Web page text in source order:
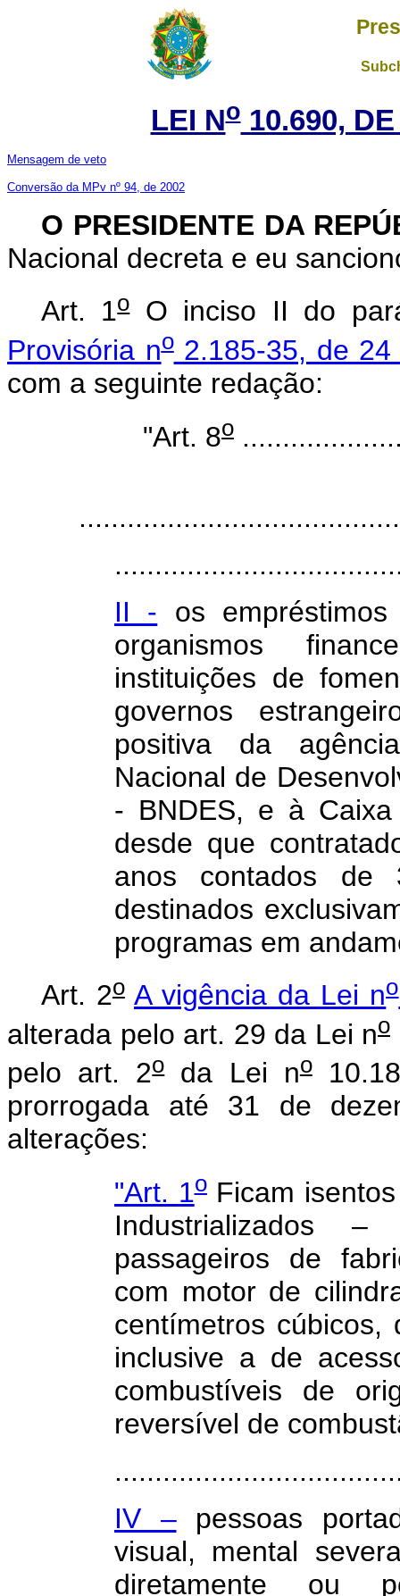
LEI No10.690, DE
Mensagem de veto
Conversão da MPv nº 94, de 2002
O PRESIDENTE DA
Nacional decreta e eu
Art. 1oO inciso II do
Provisória no2.185-35, de 24
com a seguinte redação:
"Art. 8o
II - os
organismos
instituições de
governos
positiva da
Nacional de
- BNDES, e à
desde que
anos contados
destinados
programas em
Art. 2o A vigência da Lei no
alterada pelo art. 29 da Lei no
pelo art. 2oda Lei no
prorrogada até 31 de
alterações:
"Art. 1oFicam
Industrializados
passageiros de
com motor de
centímetros
inclusive a de
combustíveis de
reversível de
IV –pessoas
visual, mental
diretamente ou